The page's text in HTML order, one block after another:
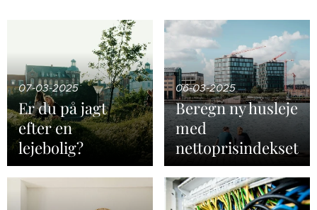
07-03-2025
Er du på jagt
efter en
lejebolig?
06-03-2025
Beregn ny husleje
med
nettoprisindekset